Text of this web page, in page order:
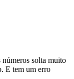
números solta muito
E tem um erro